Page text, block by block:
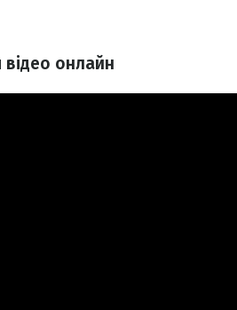
відео онлайн